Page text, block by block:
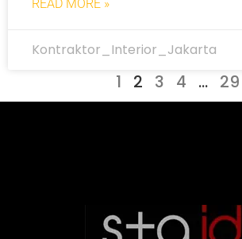
READ MORE »
Kontraktor_Interior_Jakarta
1 2 3 4 … 29